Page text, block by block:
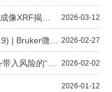
2026-03-12
2026-02-27
2026-02-02
2026-01-12